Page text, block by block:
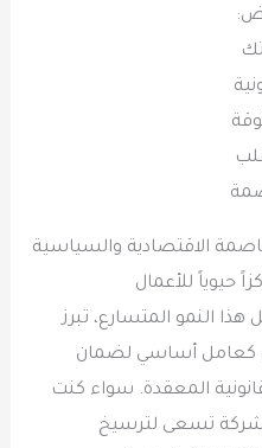
الاقتصادية والسياسية
حيوياً للأعمال
النمو المتسارع، تبرز
كعامل أساسي لضمان
المعقدة. سواء كنت
شركة تسعى لترسيخ